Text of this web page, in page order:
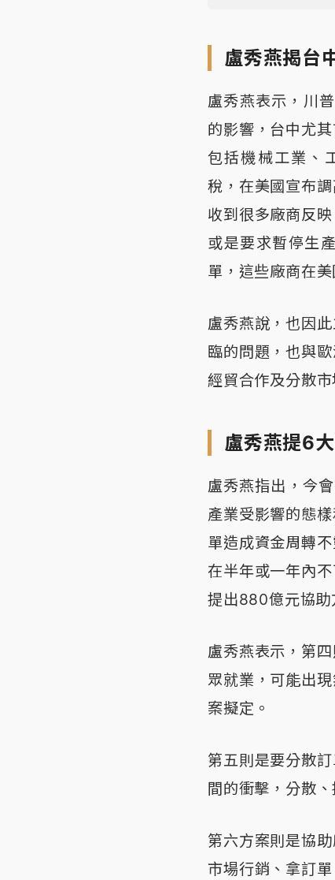
盧秀燕揭台
盧秀燕表示，川
的影響，台中尤
包括機械工業、
稅，在美國宣布
收到很多廠商反
或是要求暫停生
單，這些廠商在
盧秀燕說，也因
臨的問題，也與
經貿合作及分散市
盧秀燕提6
盧秀燕指出，今
產業受影響的態
單造成資金周轉
在半年或一年內
提出880億元協助
盧秀燕表示，第
眾就業，可能出
案擬定。
第五則是要分散
間的衝擊，分散、
第六方案則是協
市場行銷、拿訂